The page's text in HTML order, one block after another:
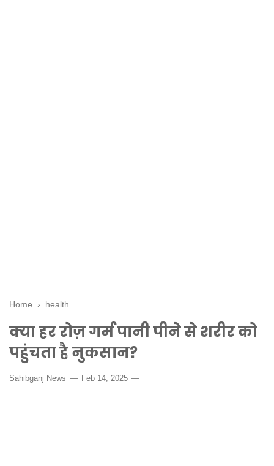
Home › health
क्या हर रोज़ गर्म पानी पीने से शरीर को
पहुंचता है नुकसान?
Sahibganj News Feb 14, 2025